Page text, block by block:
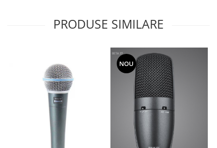
PRODUSE SIMILARE
NOU